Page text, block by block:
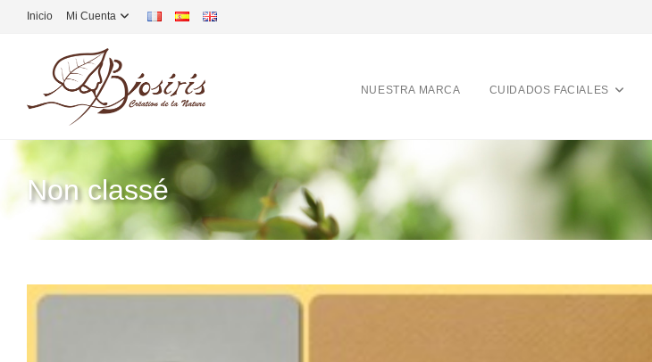
Inicio Mi Cuenta
NUESTRA MARCA CUIDADOS FACIALES
Non classé